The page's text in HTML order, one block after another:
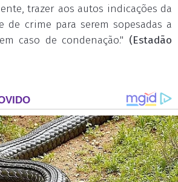
trazer aos autos indicações da
de crime para serem sopesadas a
caso de condenação." (Estadão